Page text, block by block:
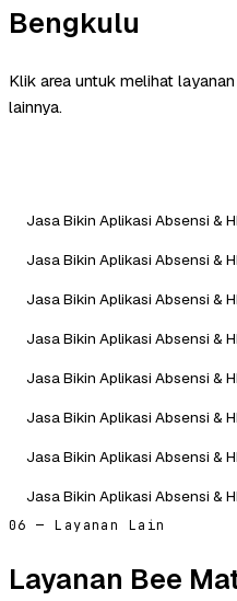
Bengkulu
Klik area untuk melihat
lainnya.
Jasa Bikin Aplikasi Absensi &
Jasa Bikin Aplikasi Absensi &
Jasa Bikin Aplikasi Absensi &
Jasa Bikin Aplikasi Absensi &
Jasa Bikin Aplikasi Absensi &
Jasa Bikin Aplikasi Absensi &
Jasa Bikin Aplikasi Absensi &
Jasa Bikin Aplikasi Absensi &
06 — Layanan Lain
Layanan Bee